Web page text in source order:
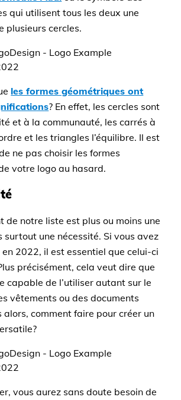
qui utilisent tous les deux une
plusieurs cercles.
les formes géométriques ont
? En effet, les cercles sont
et à la communauté, les carrés à
et les triangles l’équilibre. Il est
ne pas choisir les formes
votre logo au hasard.
de notre liste est plus ou moins une
surtout une nécessité. Si vous avez
2022, il est essentiel que celui-ci
précisément, cela veut dire que
capable de l’utiliser autant sur le
vêtements ou des documents
alors, comment faire pour créer un
vous aurez sans doute besoin de